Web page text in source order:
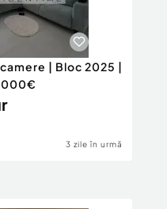
| Bloc 2025 |
3 zile în urmă